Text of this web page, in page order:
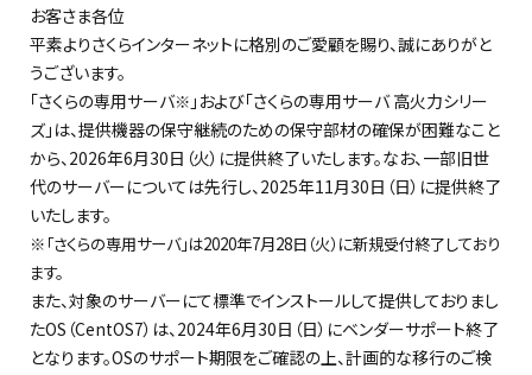
お客さま各位
平素よりさくらインターネットに格別のご愛顧を賜り、誠にありがと
うございます。
「さくらの専用サーバ※ 」および「さくらの専用サーバ 高火力シリー
ズ」は、提供機器の保守継続のための保守部材の確保が困難なこと
から、2026年6月30日（火）に提供終了いたします。なお、一部旧世
代のサーバーについては先行し、2025年11月30日（日）に提供終了
いたします。
※「さくらの専用サーバ」は2020年7月28日（火）に新規受付終了しており
ます。
また、対象のサーバーにて標準でインストールして提供しておりまし
たOS（CentOS7）は、2024年6月30日（日）にベンダーサポート終了
となります。OSのサポート期限をご確認の上、計画的な移行のご検